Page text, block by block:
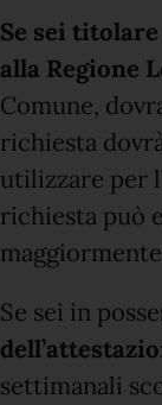
Se sei
alla Regione
Comune,
richiesta
utilizzare per
richiesta può
Se sei in
settimanali